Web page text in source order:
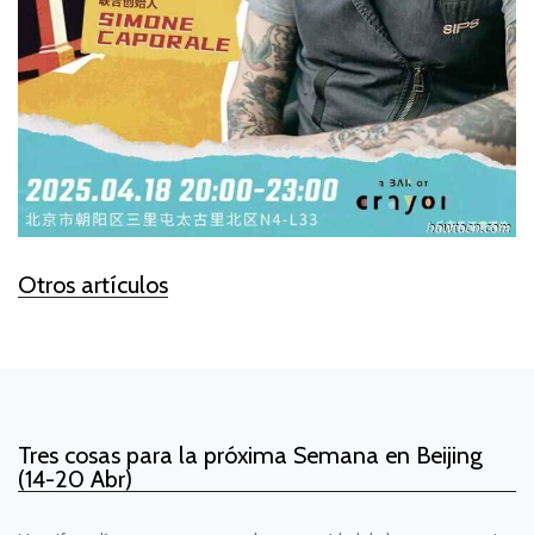
Otros artículos
Tres cosas para la próxima Semana en Beijing
(14-20 Abr)